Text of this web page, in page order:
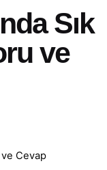
Sık
ve
ve Cevap